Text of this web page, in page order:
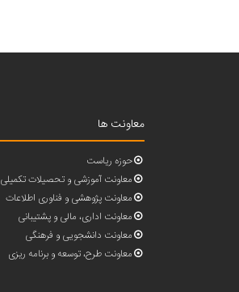
معاونت ها
حوزه ریاست
معاونت آموزشی و تحصیلات تکمیلی
معاونت پژوهشی و فناوری اطلاعات
معاونت اداری، مالی و پشتیبانی
معاونت دانشجویی و فرهنگی
معاونت طرح، توسعه و برنامه ریزی